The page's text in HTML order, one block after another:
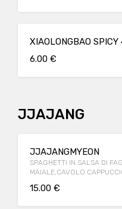
XIAOLONGBAO SPICY
6.00 €
JJAJANG
JJAJANGMYEON
SPAGHETTI IN SALSA DI
MAIALE,CAVOLO
15.00 €